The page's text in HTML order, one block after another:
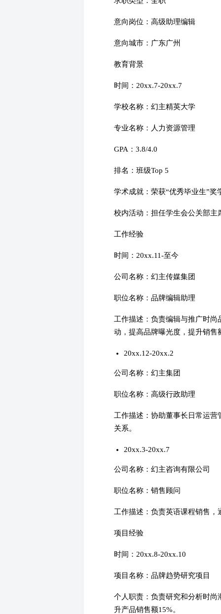
意向岗位：高级助理编辑
意向城市：广东广州
教育背景
时间：20xx.7-20xx.7
学校名称：幻主精英大学
专业名称：人力资源管理
GPA：3.8/4.0
排名：班级Top 5
学术成就：荣获“优秀毕业生”奖
校内活动：担任学生会公关部
工作经验
时间：20xx.11-至今
公司名称：幻主传媒集团
职位名称：品牌编辑助理
工作描述：负责编辑与推广时尚
动，提高品牌曝光度，提升销售
20xx.12-20xx.2
公司名称：幻主集团
职位名称：高级行政助理
工作描述：协助董事长日常运
关系。
20xx.3-20xx.7
公司名称：幻主咨询有限公司
职位名称：销售顾问
工作描述：负责英语课程销售
项目经验
时间：20xx.8-20xx.10
项目名称：品牌趋势研究项目
个人职责：负责研究和分析时
升产品销售额15%。